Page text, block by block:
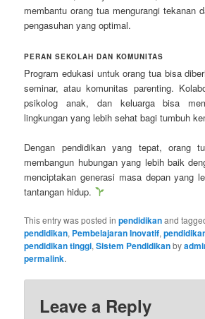
membantu orang tua mengurangi tekanan
pengasuhan yang optimal.
PERAN SEKOLAH DAN KOMUNITAS
Program edukasi untuk orang tua bisa
seminar, atau komunitas parenting.
psikolog anak, dan keluarga bisa
lingkungan yang lebih sehat bagi tumbuh
Dengan pendidikan yang tepat, orang
membangun hubungan yang lebih baik
menciptakan generasi masa depan yang
tantangan hidup.
This entry was posted inpendidikanand
pendidikan, Pembelajaran Inovatif,
pendidikan tinggi,Sistem Pendidikanby
permalink.
Leave a Reply